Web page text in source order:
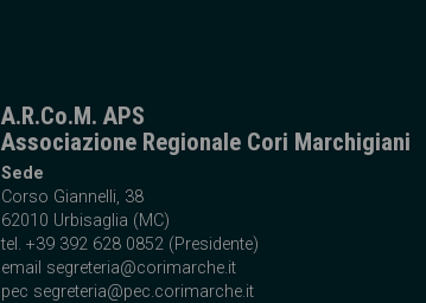
A.R.Co.M. APS
Associazione Regionale Cori Marchigiani
Sede
Corso Giannelli, 38
62010 Urbisaglia (MC)
tel. +39 392 628 0852 (Presidente)
email segreteria@corimarche.it
pec segreteria@pec.corimarche.it